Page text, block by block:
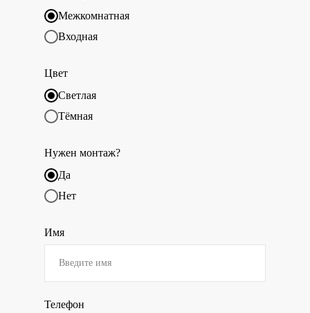
Межкомнатная
Входная
Цвет
Светлая
Тёмная
Нужен монтаж?
Да
Нет
Имя
Телефон